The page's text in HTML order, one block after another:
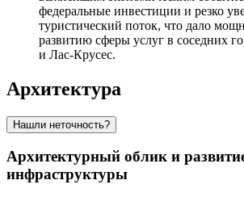
федеральные инвестиции и резко
туристический поток, что дало
развитию сферы услуг в соседних
и Лас-Крусес.
Архитектура
Нашли неточность?
Архитектурный облик и
инфраструктуры